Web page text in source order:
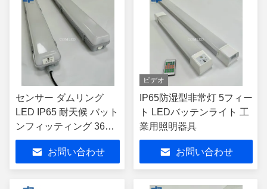
センサー ダムリング
LED IP65 耐天候 バット
ンフィッティング 36w
工業用
お問い合わせ
ビデオ
IP65防湿型非常灯 5フィー
ト LEDバッテンライト 工
業用照明器具
お問い合わせ